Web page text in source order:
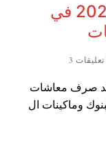
موعد صرف معاشات يونيو 2025 في
تعليقات 3
صرف معاشات
والبنوك وماكينات ال